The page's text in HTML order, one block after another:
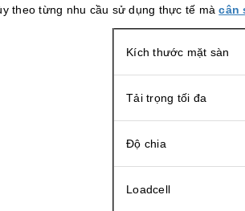
theo từng nhu cầu sử dụng thực tế màcân
Kích thước mặt sàn
Tải trọng tối đa
Độ chia
Loadcell